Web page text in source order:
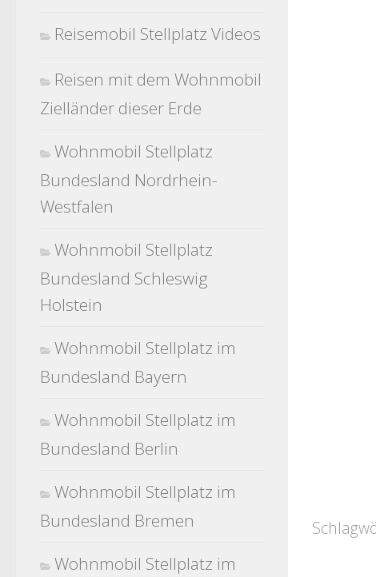
Reisemobil Stellplatz Videos
Reisen mit dem Wohnmobil
Zielländer dieser Erde
Wohnmobil Stellplatz
Bundesland Nordrhein-
Westfalen
Wohnmobil Stellplatz
Bundesland Schleswig
Holstein
Wohnmobil Stellplatz im
Bundesland Bayern
Wohnmobil Stellplatz im
Bundesland Berlin
Wohnmobil Stellplatz im
Bundesland Bremen
Wohnmobil Stellplatz im